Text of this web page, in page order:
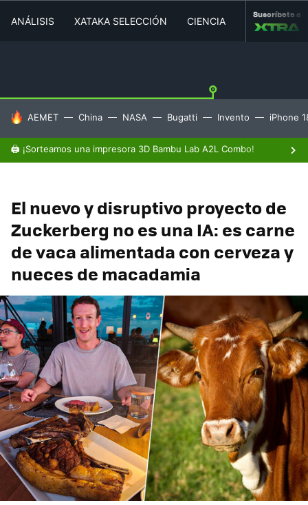
ANÁLISIS XATAKA SELECCIÓN CIENCIA MOVILIDAD
Suscríbete a
HOY SE HABLA DE
AEMET China NASA Bugatti Invento iPhone
🖨️ ¡Sorteamos una impresora 3D Bambu Lab A2L Combo!
El nuevo y disruptivo proyecto de
Zuckerberg no es una IA: es carne
de vaca alimentada con cerveza y
nueces de macadamia